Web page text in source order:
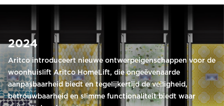
2024
Aritco introduceert nieuwe ontwerpeigenschappen voor de
woonhuislift Aritco HomeLift, die ongeëvenaarde
aanpasbaarheid biedt en tegelijkertijd de veiligheid,
betrouwbaarheid en slimme functionaliteit biedt waar